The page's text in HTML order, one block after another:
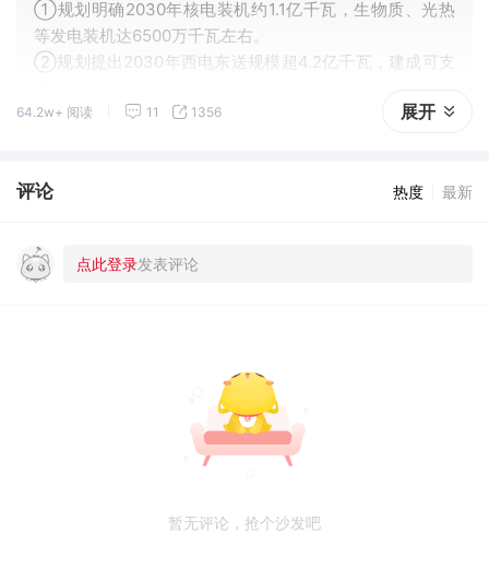
①规划明确2030年核电装机约1.1亿千瓦，生物质、光热
等发电装机达6500万千瓦左右。
②规划提出2030年西电东送规模超4.2亿千瓦，建成可支
64.2w+ 阅读 11 1356 展开
评论 热度 最新
暂无评论，抢个沙发吧